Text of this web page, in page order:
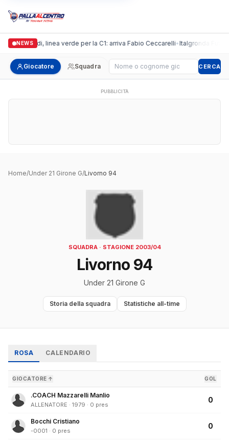
NEWS
Casalguidi, linea verde per la C1: arriva Fabio Ceccarelli•Italgronda Futsal
Giocatore Squadra Cerca giocatore CERCA
PUBBLICITÀ
Home/Under 21 Girone G/Livorno 94
SQUADRA · STAGIONE 2003/04
Livorno 94
Under 21 Girone G
Storia della squadra Statistiche all-time
ROSA CALENDARIO
GIOCATORE ↑ GOL
.COACH Mazzarelli Manlio
ALLENATORE · 1979 · 0 pres
0
Bocchi Cristiano
-0001 · 0 pres
0